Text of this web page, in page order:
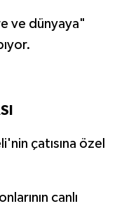
ve dünyaya"
çatısına özel
canlı